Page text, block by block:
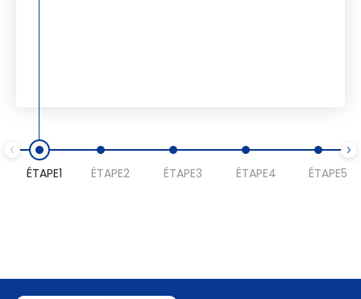
ÉTAPE1 ÉTAPE2 ÉTAPE3 ÉTAPE4 ÉTAPE5